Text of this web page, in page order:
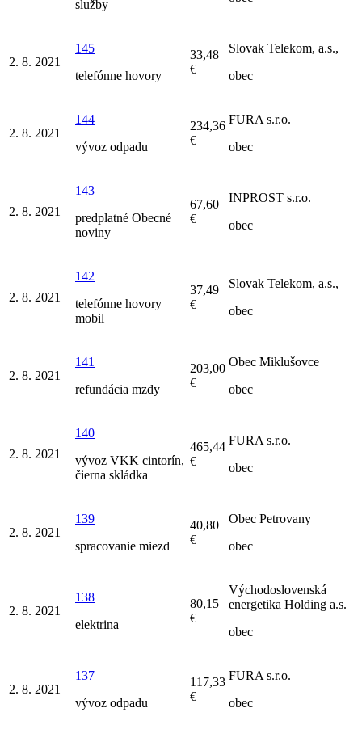
služby
2. 8. 2021
145
telefónne hovory
33,48
€
Slovak Telekom, a.s.,
obec
2. 8. 2021
144
vývoz odpadu
234,36
€
FURA s.r.o.
obec
2. 8. 2021
143
predplatné Obecné
noviny
67,60
€
INPROST s.r.o.
obec
2. 8. 2021
142
telefónne hovory
mobil
37,49
€
Slovak Telekom, a.s.,
obec
2. 8. 2021
141
refundácia mzdy
203,00
€
Obec Miklušovce
obec
2. 8. 2021
140
vývoz VKK cintorín,
čierna skládka
465,44
€
FURA s.r.o.
obec
2. 8. 2021
139
spracovanie miezd
40,80
€
Obec Petrovany
obec
2. 8. 2021
138
elektrina
80,15
€
Východoslovenská
energetika Holding a.s.
obec
2. 8. 2021
137
vývoz odpadu
117,33
€
FURA s.r.o.
obec